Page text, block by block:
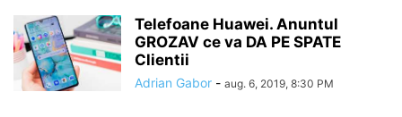
Telefoane Huawei. Anuntul
GROZAV ce va DA PE SPATE
Clientii
Adrian Gabor - aug. 6, 2019, 8:30 PM